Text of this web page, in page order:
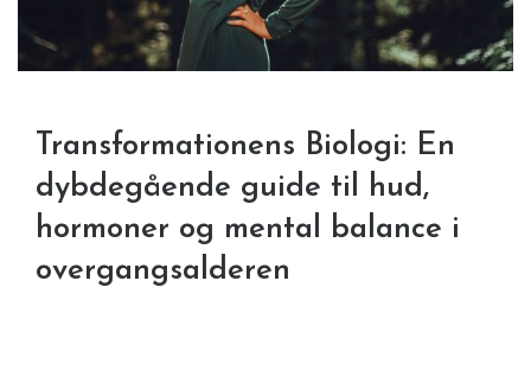
Transformationens Biologi: En
dybdegående guide til hud,
hormoner og mental balance i
overgangsalderen